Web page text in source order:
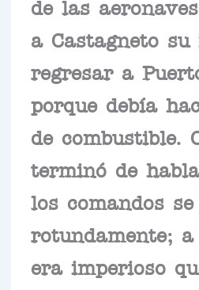
de las
a Castagneto su
regresar a
porque debía
de combustible.
terminó de
los comandos se
rotundamente; a
era imperioso